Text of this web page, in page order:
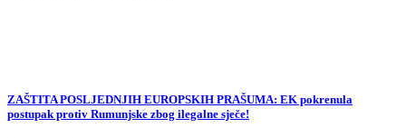
ZAŠTITA POSLJEDNJIH EUROPSKIH PRAŠUMA: EK pokrenula
postupak protiv Rumunjske zbog ilegalne sječe!